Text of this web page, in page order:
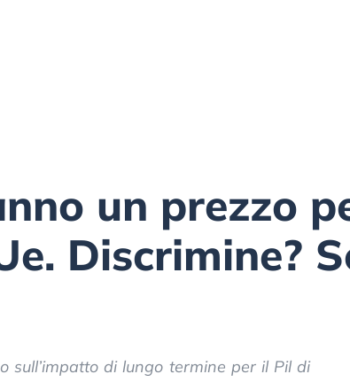
un prezzo
Discrimine?
sull’impatto di lungo termine per il Pil di